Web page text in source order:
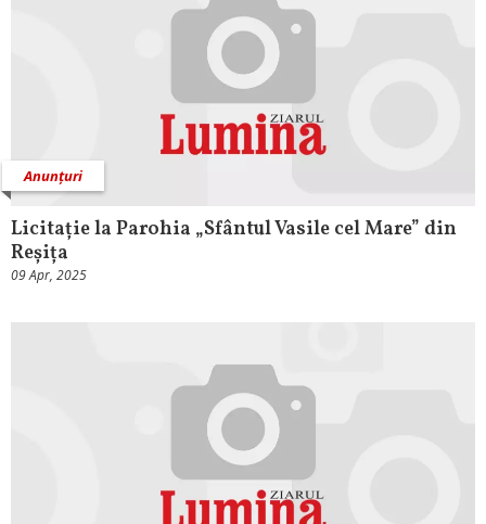
Anunțuri
Licitație la Parohia „Sfântul Vasile cel Mare” din
Reșița
09 Apr, 2025